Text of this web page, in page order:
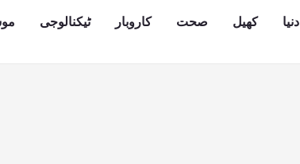
دنیا کھیل صحت کاروبار ٹیکنالوجی